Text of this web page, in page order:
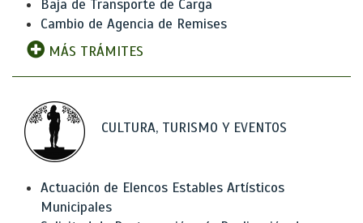
Baja de Transporte de Carga
Cambio de Agencia de Remises
MÁS TRÁMITES
CULTURA, TURISMO Y EVENTOS
Actuación de Elencos Estables Artísticos
Municipales